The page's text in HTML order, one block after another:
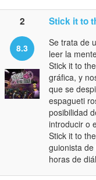
2 Stick it to
8.3
Se trata de
leer la
Stick it to
gráfica, y
que se
espagueti
posibilidad
introducir o
Stick it to
guionista
horas de